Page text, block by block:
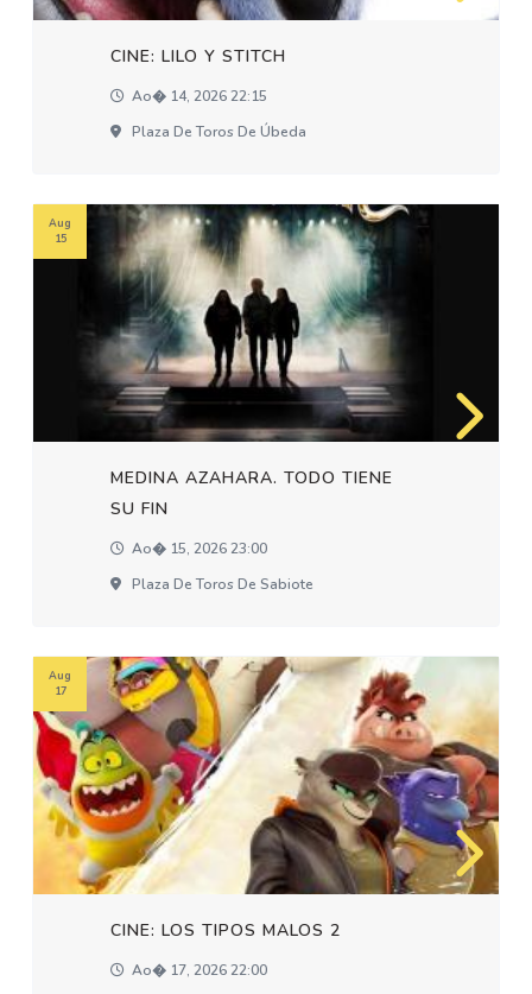
CINE: LILO Y STITCH
Ao� 14, 2026 22:15
Plaza De Toros De Úbeda
MEDINA AZAHARA. TODO TIENE
SU FIN
Ao� 15, 2026 23:00
Plaza De Toros De Sabiote
Aug
15
CINE: LOS TIPOS MALOS 2
Ao� 17, 2026 22:00
Aug
17